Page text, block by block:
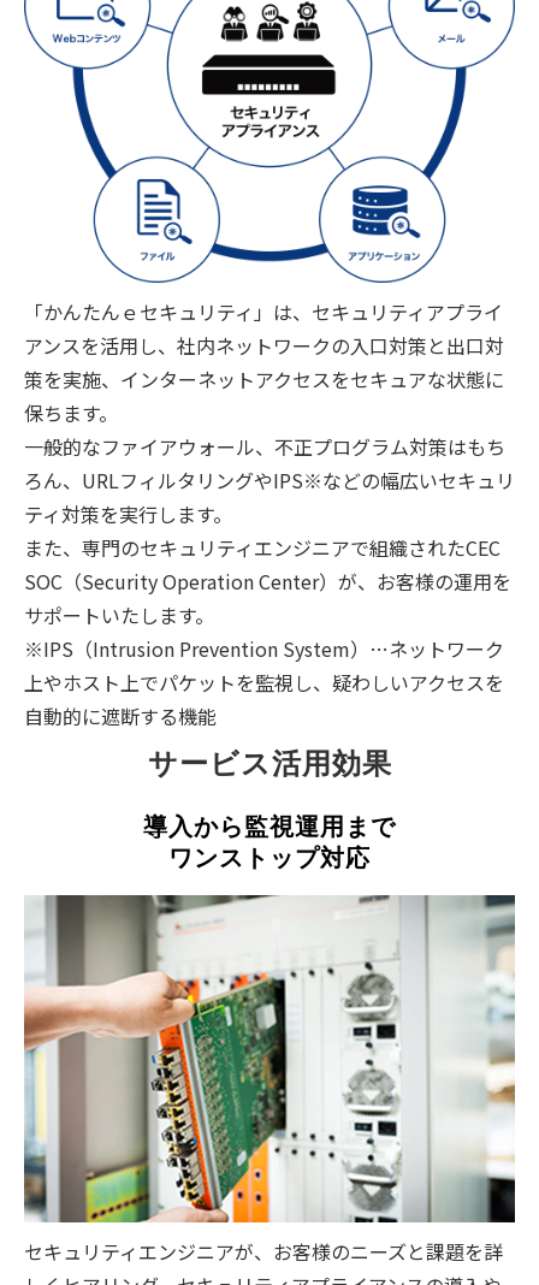
「かんたんｅセキュリティ」は、セキュリティアプライ
アンスを活用し、社内ネットワークの入口対策と出口対
策を実施、インターネットアクセスをセキュアな状態に
保ちます。
一般的なファイアウォール、不正プログラム対策はもち
ろん、URLフィルタリングやIPS※などの幅広いセキュリ
ティ対策を実行します。
また、専門のセキュリティエンジニアで組織されたCEC
SOC（Security Operation Center）が、お客様の運用を
サポートいたします。
※IPS（Intrusion Prevention System）…ネットワーク
上やホスト上でパケットを監視し、疑わしいアクセスを
自動的に遮断する機能
サービス活用効果
導入から監視運用まで
ワンストップ対応
セキュリティエンジニアが、お客様のニーズと課題を詳